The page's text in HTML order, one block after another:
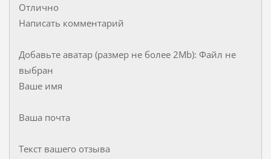
Отлично
Написать комментарий
Добавьте аватар (размер не более 2Mb): Файл не
выбран
Ваше имя
Ваша почта
Текст вашего отзыва